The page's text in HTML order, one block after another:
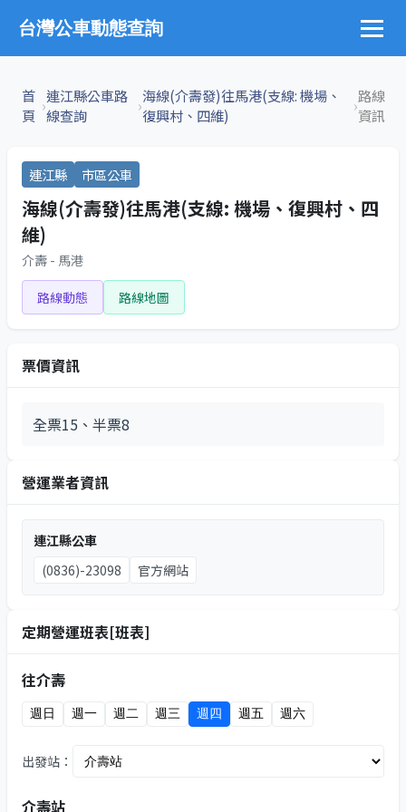
台灣公車動態查詢
首
頁 ›連江縣公車路
線查詢
›海線(介壽發)往馬港(支線: 機場、
復興村、四維)
›路線
資訊
連江縣 市區公車
海線(介壽發)往馬港(支線: 機場、復興村、四
維)
介壽 - 馬港
路線動態 路線地圖
票價資訊
全票15、半票8
營運業者資訊
連江縣公車
(0836)-23098
官方網站
定期營運班表[班表]
往介壽
週日 週一 週二 週三 週四 週五 週六
出發站：
介壽站